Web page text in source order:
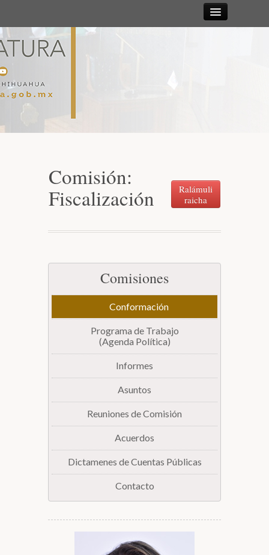
Mesa Directiva y Diputación Permanente
Secretarías
Transparencia
Comisión:
Fiscalización
Ralámuli
raicha
Comisiones
Conformación
Programa de Trabajo
(Agenda Política)
Informes
Asuntos
Reuniones de Comisión
Acuerdos
Dictamenes de Cuentas Públicas
Contacto